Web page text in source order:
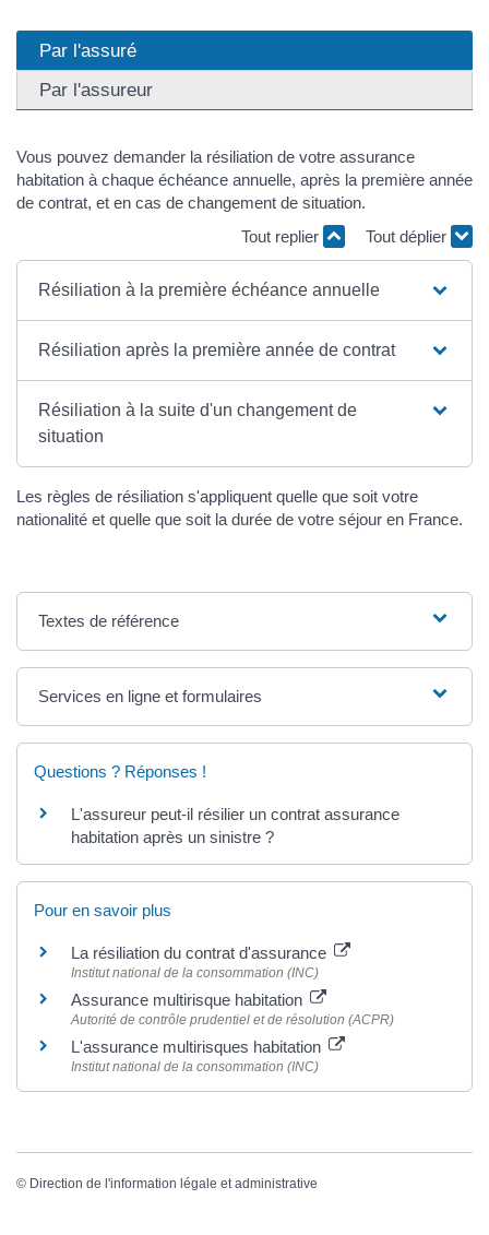
Par l'assuré
Par l'assureur
Vous pouvez demander la résiliation de votre assurance
habitation à chaque échéance annuelle, après la première année
de contrat, et en cas de changement de situation.
Tout replier
Tout déplier
Résiliation à la première échéance annuelle
Résiliation après la première année de contrat
Résiliation à la suite d'un changement de
situation
Les règles de résiliation s'appliquent quelle que soit votre
nationalité et quelle que soit la durée de votre séjour en France.
Textes de référence
Services en ligne et formulaires
Questions ? Réponses !
L'assureur peut-il résilier un contrat assurance
habitation après un sinistre ?
Pour en savoir plus
La résiliation du contrat d'assurance
Institut national de la consommation (INC)
Assurance multirisque habitation
Autorité de contrôle prudentiel et de résolution (ACPR)
L'assurance multirisques habitation
Institut national de la consommation (INC)
© Direction de l'information légale et administrative